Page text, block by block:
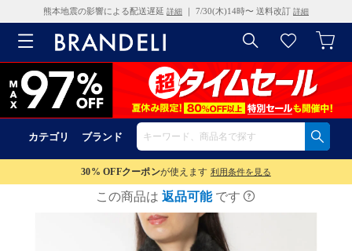
熊本地震の影響による配送遅延 詳細 ｜ 7/30(木)14時〜 送料改訂 詳細
カテゴリ ブランド
30% OFFクーポンが使えます 利用条件を見る
この商品は 返品可能 です